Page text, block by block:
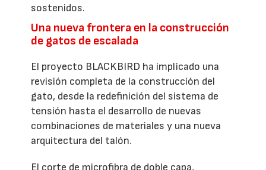
sostenidos.
Una nueva frontera en la construcción
de gatos de escalada
El proyecto BLACKBIRD ha implicado una
revisión completa de la construcción del
gato, desde la redefinición del sistema de
tensión hasta el desarrollo de nuevas
combinaciones de materiales y una nueva
arquitectura del talón.
El corte de microfibra de doble capa,